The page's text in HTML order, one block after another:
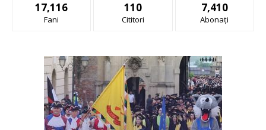
17,116
Fani
110
Cititori
7,410
Abonați